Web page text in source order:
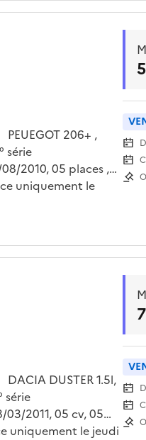
206+ ,
série
2010, 05 places ,
uniquement le
sur plateau
DUSTER 1.5l,
série
2011, 05 cv, 05
uniquement le jeudi